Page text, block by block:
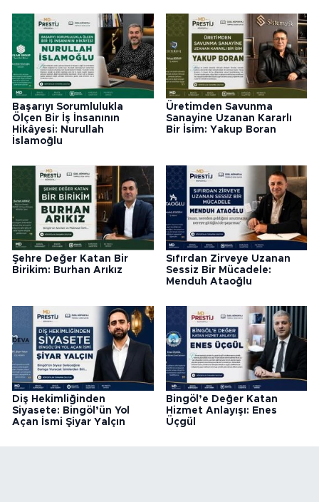
Başarıyı Sorumlulukla
Ölçen Bir İş İnsanının
Hikâyesi: Nurullah
İslamoğlu
Üretimden Savunma
Sanayine Uzanan Kararlı
Bir İsim: Yakup Boran
Şehre Değer Katan Bir
Birikim: Burhan Arıkız
Sıfırdan Zirveye Uzanan
Sessiz Bir Mücadele:
Menduh Ataoğlu
Diş Hekimliğinden
Siyasete: Bingöl’ün Yol
Açan İsmi Şiyar Yalçın
Bingöl’e Değer Katan
Hizmet Anlayışı: Enes
Üçgül